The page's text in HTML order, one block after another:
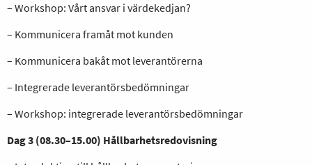
– Workshop: Vårt ansvar i värdekedjan?
– Kommunicera framåt mot kunden
– Kommunicera bakåt mot leverantörerna
– Integrerade leverantörsbedömningar
– Workshop: integrerade leverantörsbedömningar
Dag 3 (08.30–15.00) Hållbarhetsredovisning